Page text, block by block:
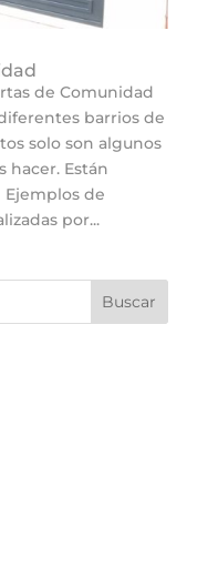
de Comunidad
barrios de
solo son algunos
hacer. Están
de
por...